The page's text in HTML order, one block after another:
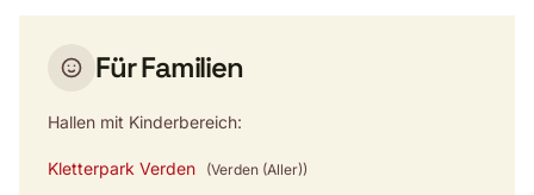
Für Familien
Hallen mit Kinderbereich:
Kletterpark Verden (Verden (Aller))